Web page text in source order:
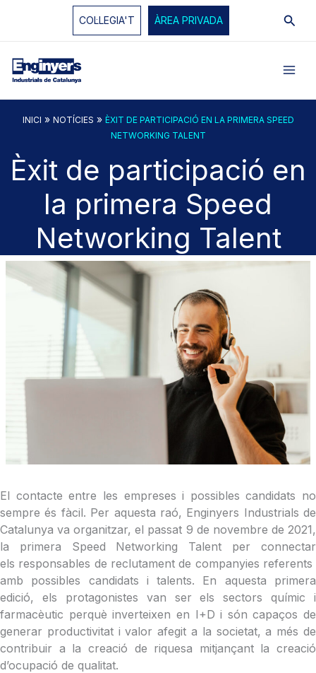
COL·LEGIA'T ÀREA PRIVADA
INICI » NOTÍCIES » ÈXIT DE PARTICIPACIÓ EN LA PRIMERA SPEED
NETWORKING TALENT
Èxit de participació en
la primera Speed
Networking Talent
El contacte entre les empreses i possibles candidats no
sempre és fàcil. Per aquesta raó, Enginyers Industrials de
Catalunya va organitzar, el passat 9 de novembre de 2021,
la primera Speed Networking Talent per connectar
els responsables de reclutament de companyies referents
amb possibles candidats i talents. En aquesta primera
edició, els protagonistes van ser els sectors químic i
farmacèutic perquè inverteixen en I+D i són capaços de
generar productivitat i valor afegit a la societat, a més de
contribuir a la creació de riquesa mitjançant la creació
d’ocupació de qualitat.